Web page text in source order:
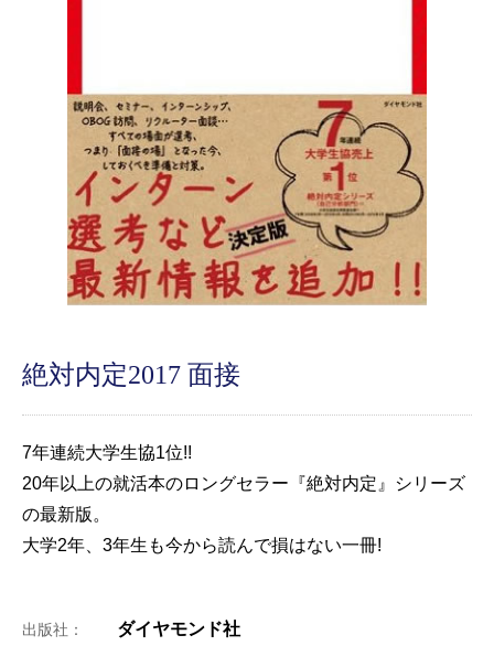
絶対内定2017 面接
7年連続大学生協1位!!
20年以上の就活本のロングセラー『絶対内定』シリーズ
の最新版。
大学2年、3年生も今から読んで損はない一冊!
出版社： ダイヤモンド社